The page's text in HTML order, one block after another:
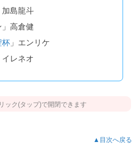
加島龍斗
」高倉健
杯」エンリケ
イレネオ
ック(タップ)で開閉できます
▲目次へ戻る